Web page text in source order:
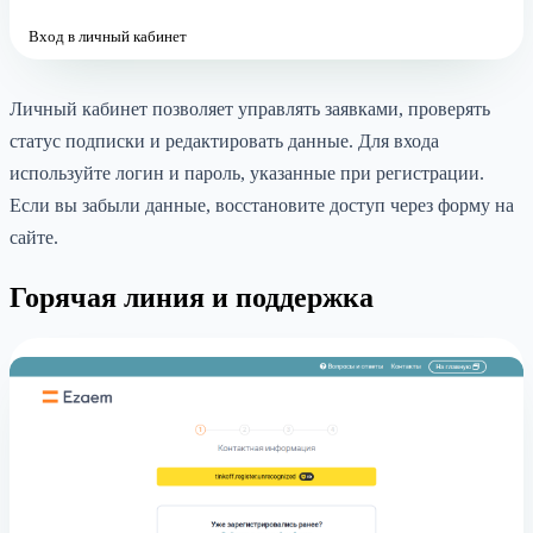
Вход в личный кабинет
Личный кабинет позволяет управлять заявками, проверять
статус подписки и редактировать данные. Для входа
используйте логин и пароль, указанные при регистрации.
Если вы забыли данные, восстановите доступ через форму на
сайте.
Горячая линия и поддержка